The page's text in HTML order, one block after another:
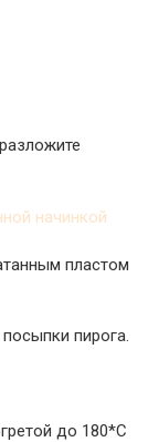
пластом
пирога.
до 180*С